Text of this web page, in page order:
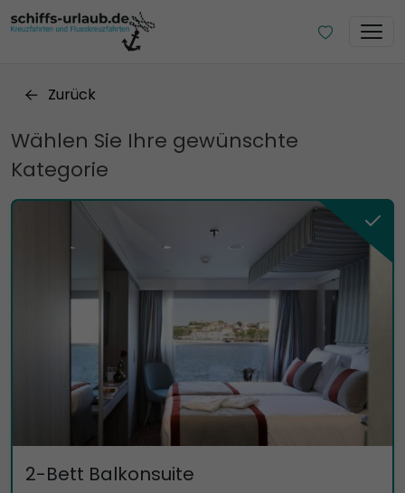
Zurück
Wählen Sie Ihre gewünschte
Kategorie
2-Bett Balkonsuite